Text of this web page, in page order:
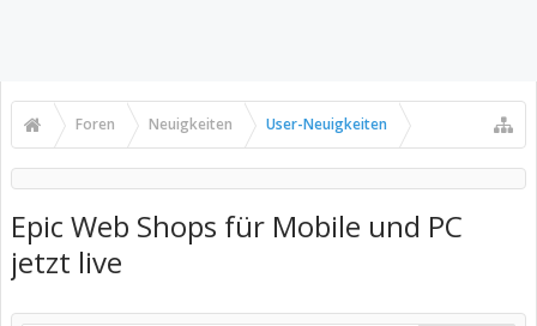
Foren Neuigkeiten User-Neuigkeiten
Epic Web Shops für Mobile und PC
jetzt live